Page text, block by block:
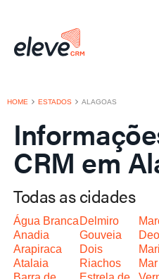
HOME ESTADOS ALAGOAS
CRM em
Todas as cidades
Água Branca
Anadia
Arapiraca
Atalaia
Delmiro
Gouveia
Dois
Riachos
Mar